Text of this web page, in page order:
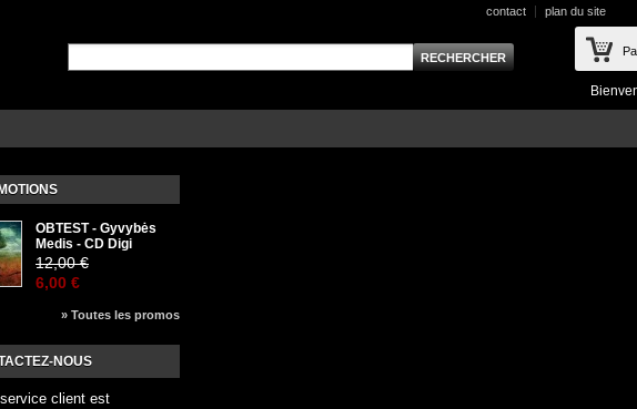
contact plan du site
OBTEST - Gyvybės
Medis - CD Digi
12,00 €
6,00 €
» Toutes les promos
NOUS
client est